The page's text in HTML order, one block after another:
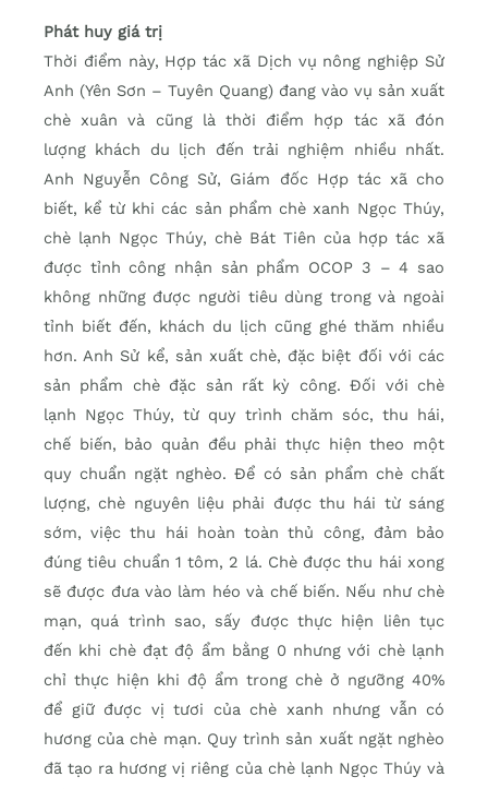
Phát huy giá trị
Thời điểm này, Hợp tác xã Dịch vụ nông nghiệp Sử
Anh (Yên Sơn – Tuyên Quang) đang vào vụ sản xuất
chè xuân và cũng là thời điểm hợp tác xã đón
lượng khách du lịch đến trải nghiệm nhiều nhất.
Anh Nguyễn Công Sử, Giám đốc Hợp tác xã cho
biết, kể từ khi các sản phẩm chè xanh Ngọc Thúy,
chè lạnh Ngọc Thúy, chè Bát Tiên của hợp tác xã
được tỉnh công nhận sản phẩm OCOP 3 – 4 sao
không những được người tiêu dùng trong và ngoài
tỉnh biết đến, khách du lịch cũng ghé thăm nhiều
hơn. Anh Sử kể, sản xuất chè, đặc biệt đối với các
sản phẩm chè đặc sản rất kỳ công. Đối với chè
lạnh Ngọc Thúy, từ quy trình chăm sóc, thu hái,
chế biến, bảo quản đều phải thực hiện theo một
quy chuẩn ngặt nghèo. Để có sản phẩm chè chất
lượng, chè nguyên liệu phải được thu hái từ sáng
sớm, việc thu hái hoàn toàn thủ công, đảm bảo
đúng tiêu chuẩn 1 tôm, 2 lá. Chè được thu hái xong
sẽ được đưa vào làm héo và chế biến. Nếu như chè
mạn, quá trình sao, sấy được thực hiện liên tục
đến khi chè đạt độ ẩm bằng 0 nhưng với chè lạnh
chỉ thực hiện khi độ ẩm trong chè ở ngưỡng 40%
để giữ được vị tươi của chè xanh nhưng vẫn có
hương của chè mạn. Quy trình sản xuất ngặt nghèo
đã tạo ra hương vị riêng của chè lạnh Ngọc Thúy và